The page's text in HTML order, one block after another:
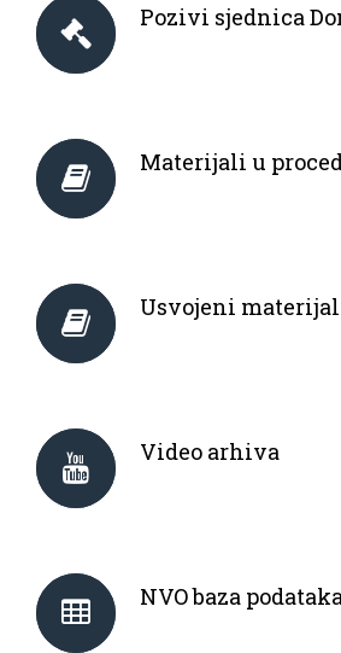
Pozivi sjednica
Materijali u
Usvojeni
Video arhiva
NVO baza